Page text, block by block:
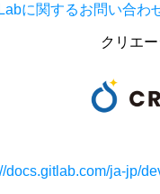
に関するお問い合わ
クリエ
docs.gitlab.com/ja-jp/